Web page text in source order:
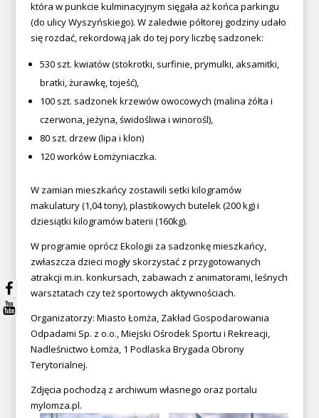
która w punkcie kulminacyjnym sięgała aż końca parkingu
(do ulicy Wyszyńskiego). W zaledwie półtorej godziny udało
się rozdać, rekordową jak do tej pory liczbę sadzonek:
530 szt. kwiatów (stokrotki, surfinie, prymulki, aksamitki,
bratki, żurawkę, tojeść),
100 szt. sadzonek krzewów owocowych (malina żółta i
czerwona, jeżyna, świdośliwa i winorośl),
80 szt. drzew (lipa i klon)
120 worków Łomżyniaczka.
W zamian mieszkańcy zostawili setki kilogramów
makulatury (1,04 tony), plastikowych butelek (200 kg) i
dziesiątki kilogramów baterii (160kg).
W programie oprócz Ekologii za sadzonkę mieszkańcy,
zwłaszcza dzieci mogły skorzystać z przygotowanych
atrakcji m.in. konkursach, zabawach z animatorami, leśnych
warsztatach czy też sportowych aktywnościach.
Organizatorzy: Miasto Łomża, Zakład Gospodarowania
Odpadami Sp. z o.o., Miejski Ośrodek Sportu i Rekreacji,
Nadleśnictwo Łomża, 1 Podlaska Brygada Obrony
Terytorialnej.
Zdjęcia pochodzą z archiwum własnego oraz portalu
mylomza.pl.